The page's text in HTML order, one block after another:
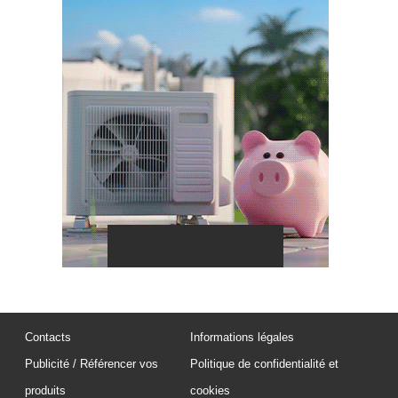
Contacts
Publicité / Référencer vos
produits
Informations légales
Politique de confidentialité et
cookies